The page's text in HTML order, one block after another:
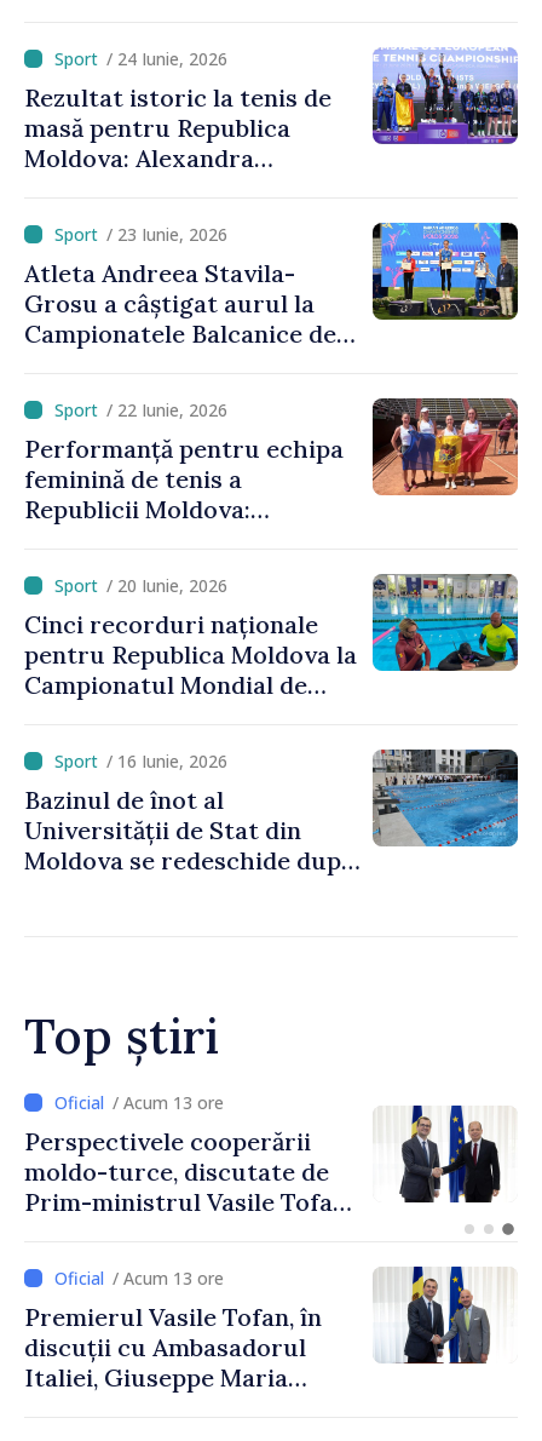
devenit campioană
europeană/ 24 Iunie, 2026
Rezultat istoric la tenis de
masă pentru Republica
Moldova: Alexandra
de bronz la Campionatele
Europene/ 23 Iunie, 2026
Atleta Andreea Stavila-
Grosu a câștigat aurul la
Campionatele Balcanice de
/ 22 Iunie, 2026
Performanță pentru echipa
feminină de tenis a
Republicii Moldova:
după o pauză de 25 de ani
/ 20 Iunie, 2026
Cinci recorduri naționale
pentru Republica Moldova la
Campionatul Mondial de
/ 16 Iunie, 2026
Bazinul de înot al
Universității de Stat din
Moldova se redeschide după
Top știri
/ Acum 10 ore
Forumul Diasporei //
Republica Moldova,
promovată în Elveția prin
exporturi
/ Acum 13 ore
Premierul Vasile Tofan, în
discuții cu Ambasadorul
Italiei, Giuseppe Maria